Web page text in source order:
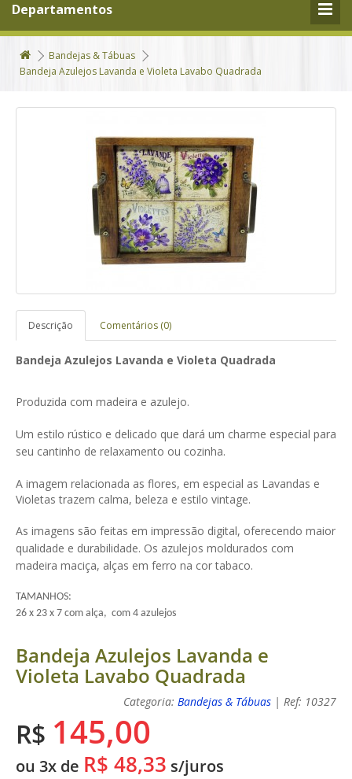
Departamentos
Bandejas & Tábuas
Bandeja Azulejos Lavanda e Violeta Lavabo Quadrada
Descrição Comentários (0)
Bandeja Azulejos Lavanda e Violeta Quadrada
Produzida com madeira e azulejo.
Um estilo rústico e delicado que dará um charme especial para
seu cantinho de relaxamento ou cozinha.
A imagem relacionada as flores, em especial as Lavandas e
Violetas trazem calma, beleza e estilo vintage.
As imagens são feitas em impressão digital, oferecendo maior
qualidade e durabilidade. Os azulejos moldurados com
madeira maciça, alças em ferro na cor tabaco.
TAMANHOS:
26 x 23 x 7 com alça, com 4 azulejos
Bandeja Azulejos Lavanda e
Violeta Lavabo Quadrada
Categoria: Bandejas & Tábuas | Ref: 10327
R$ 145,00
ou 3x de R$ 48,33 s/juros